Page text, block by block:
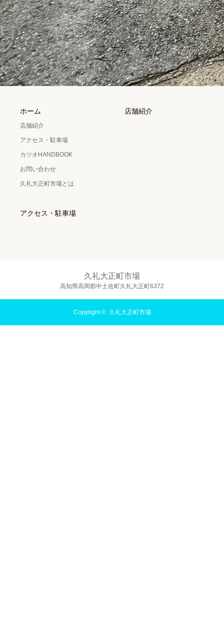
ホーム
店舗紹介
アクセス・駐車場
カツオHANDBOOK
お問い合わせ
久礼大正町市場とは
店舗紹介
アクセス・駐車場
久礼大正町市場
高知県高岡郡中土佐町久礼大正町6372
Copyright © 久礼大正町市場